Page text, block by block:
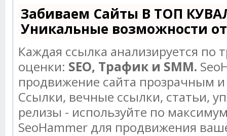
Забиваем Сайты В ТОП
Уникальные возможности
Каждая ссылка анализируется по
оценки: SEO, Трафик и SMM.
продвижение сайта прозрачным
Ссылки, вечные ссылки, статьи,
релизы - используйте по
SeoHammer для продвижения